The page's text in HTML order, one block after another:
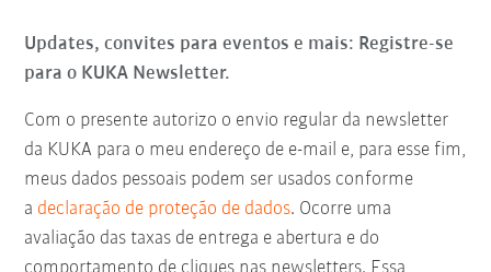
Updates, convites para eventos e mais: Registre-se
para o KUKA Newsletter.
Com o presente autorizo o envio regular da newsletter
da KUKA para o meu endereço de e-mail e, para esse fim,
meus dados pessoais podem ser usados conforme
a declaração de proteção de dados. Ocorre uma
avaliação das taxas de entrega e abertura e do